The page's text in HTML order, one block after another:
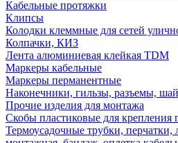
Кабельные протяжки
Клипсы
Колодки клеммные для сетей
Колпачки, КИЗ
Лента алюминиевая клейкая TDM
Маркеры кабельные
Маркеры перманентные
Наконечники, гильзы, разъемы,
Прочие изделия для монтажа
Скобы пластиковые для крепления
Термоусадочные трубки, перчатки,